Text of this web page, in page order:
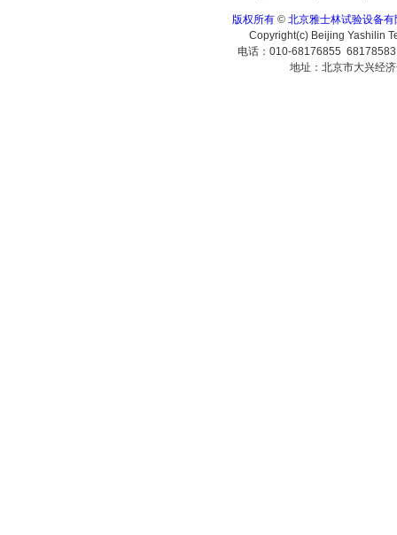
版权所有 © 北京雅士林试验设备有
Copyright(c) Beijing Yashilin
电话：010-68176855
地址：北京市大兴经